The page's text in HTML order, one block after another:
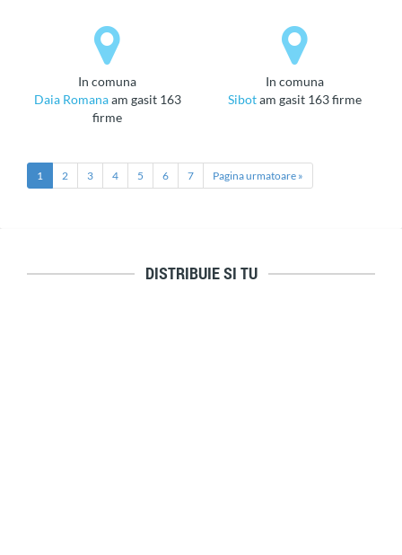
in comuna
Daia Romanaam gasit 163
firme
in comuna
Sibotam gasit 163 firme
1 2 3 4 5 6 7 Pagina urmatoare »
DISTRIBUIE SI TU